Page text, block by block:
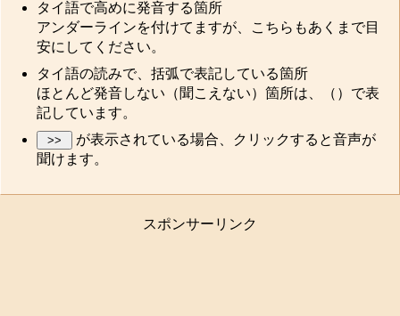
タイ語で高めに発音する箇所
アンダーラインを付けてますが、こちらもあくまで目
安にしてください。
タイ語の読みで、括弧で表記している箇所
ほとんど発音しない（聞こえない）箇所は、（）で表
記しています。
が表示されている場合、クリックすると音声が
聞けます。
スポンサーリンク